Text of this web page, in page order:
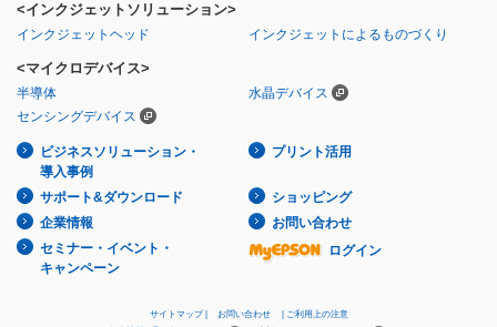
<インクジェットソリューション>
インクジェットヘッド インクジェットによるものづくり
<マイクロデバイス>
半導体
水晶デバイス
センシングデバイス
ビジネスソリューション・
導入事例
プリント活用
サポート&ダウンロード
ショッピング
企業情報
お問い合わせ
セミナー・イベント・
キャンペーン
ログイン
サイトマップ お問い合わせ
ご利用上の注意